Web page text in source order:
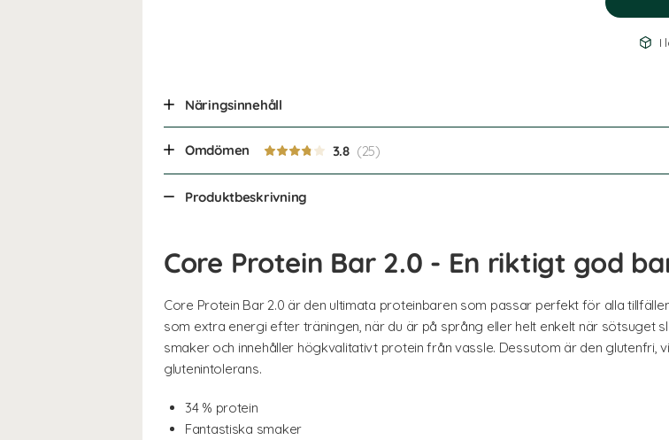
I
Näringsinnehåll
Omdömen 3.8
Produktbeskrivning
Core Protein Bar 2.0 - En riktigt god
Core Protein Bar 2.0 är den ultimata proteinbaren som passar perfekt för alla
som extra energi efter träningen, när du är på språng eller helt enkelt när sötsuget
smaker och innehåller högkvalitativt protein från vassle. Dessutom är den
glutenintolerans.
34 % protein
Fantastiska smaker